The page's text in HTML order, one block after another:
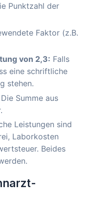
Punktzahl der
Faktor (z.B.
von 2,3: Falls
eine schriftliche
stehen.
Die Summe aus
Leistungen sind
Laborkosten
Beides